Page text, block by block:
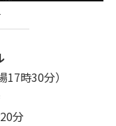
時30分）
分